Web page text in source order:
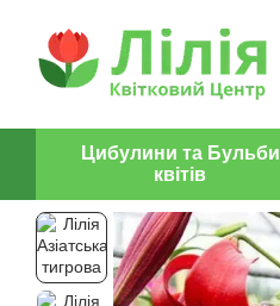
Цибулини та Бульби
квітів